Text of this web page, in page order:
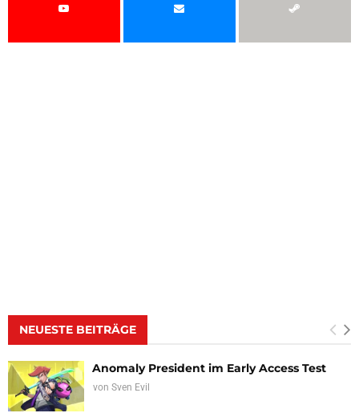
NEUESTE BEITRÄGE
Anomaly President im Early Access Test
von Sven Evil